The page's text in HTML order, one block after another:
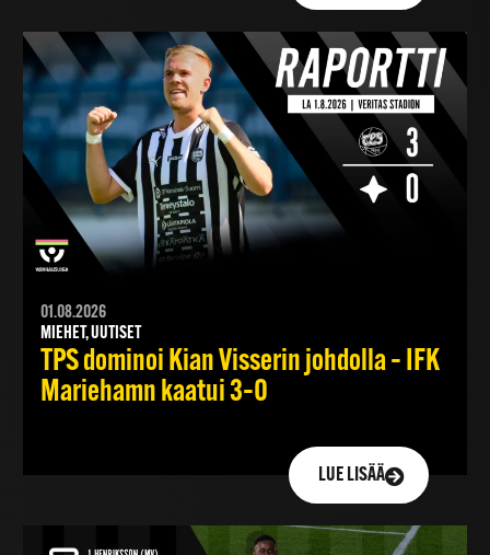
01.08.2026
MIEHET, UUTISET
TPS dominoi Kian Visserin johdolla – IFK
Mariehamn kaatui 3–0
LUE LISÄÄ